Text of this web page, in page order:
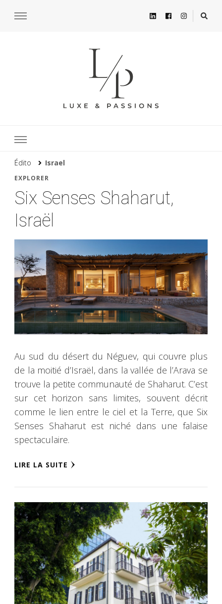
Édito Israel
EXPLORER
Six Senses Shaharut,
Israël
Au sud du désert du Néguev, qui couvre plus
de la moitié d’Israël, dans la vallée de l’Arava se
trouve la petite communauté de Shaharut. C’est
sur cet horizon sans limites, souvent décrit
comme le lien entre le ciel et la Terre, que Six
Senses Shaharut est niché dans une falaise
spectaculaire.
LIRE LA SUITE